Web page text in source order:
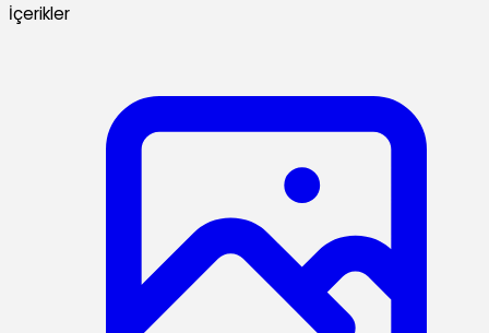
İçerikler